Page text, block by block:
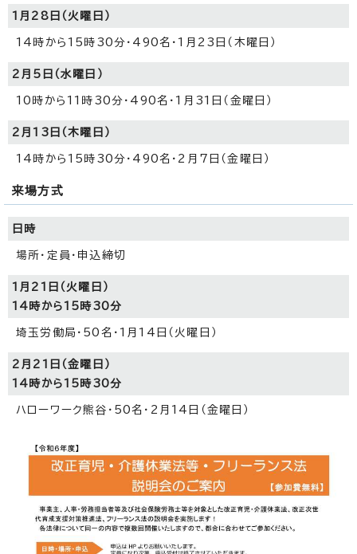
1月28日（火曜日）
14時から15時30分・490名・1月23日（木曜日）
2月5日（水曜日）
10時から11時30分・490名・1月31日（金曜日）
2月13日（木曜日）
14時から15時30分・490名・2月7日（金曜日）
来場方式
日時
場所・定員・申込締切
1月21日（火曜日）
14時から15時30分
埼玉労働局・50名・1月14日（火曜日）
2月21日（金曜日）
14時から15時30分
ハローワーク熊谷・50名・2月14日（金曜日）